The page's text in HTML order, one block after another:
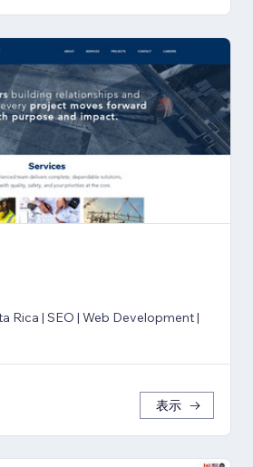
Rica | SEO | Web Development |
表示